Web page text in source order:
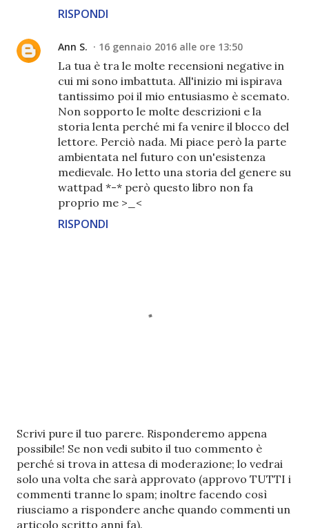
RISPONDI
Ann S. 16 gennaio 2016 alle ore 13:50
La tua è tra le molte recensioni negative in
cui mi sono imbattuta. All'inizio mi ispirava
tantissimo poi il mio entusiasmo è scemato.
Non sopporto le molte descrizioni e la
storia lenta perché mi fa venire il blocco del
lettore. Perciò nada. Mi piace però la parte
ambientata nel futuro con un'esistenza
medievale. Ho letto una storia del genere su
wattpad *-* però questo libro non fa
proprio me >_<
RISPONDI
P
o
s
t
a
u
n
Scrivi pure il tuo parere. Risponderemo appena
possibile! Se non vedi subito il tuo commento è
perché si trova in attesa di moderazione; lo vedrai
solo una volta che sarà approvato (approvo TUTTI i
commenti tranne lo spam; inoltre facendo così
riusciamo a rispondere anche quando commenti un
articolo scritto anni fa).